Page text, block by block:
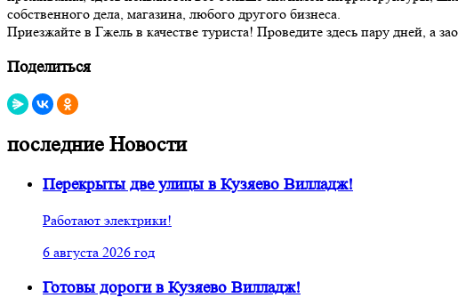
собственного дела, магазина, любого другого бизнеса.
Приезжайте в Гжель в качестве туриста! Проведите здесь пару дней, а
Поделиться
последние Новости
Перекрыты две улицы в Кузяево Вилладж!
Работают электрики!
6 августа 2026 год
Готовы дороги в Кузяево Вилладж!